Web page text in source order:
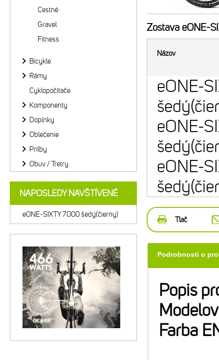
Zostava eONE-
Názov
eONE-
eONE-
eONE-
Tlač
Podrobnosti o
Popis
Farba
Cestné
Gravel
Fitness
Bicykle
Rámy
Cyklopočítače
Komponenty
Doplnky
Oblečenie
Prilby
Obuv / Tretry
NAPOSLEDY NAVŠTÍVENÉ
eONE-SIXTY 7000 šedý(čierny)